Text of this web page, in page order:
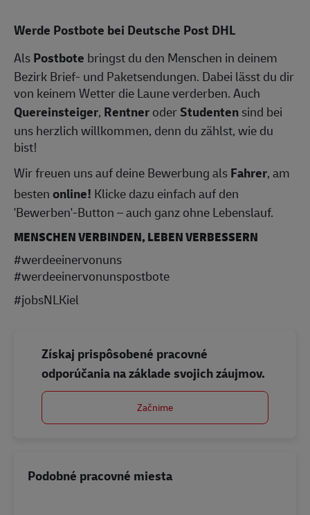
Werde Postbote bei Deutsche Post DHL
AlsPostbote bringst du den Menschen in deinem
Bezirk Brief- und Paketsendungen. Dabei lässt du dir
von keinem Wetter die Laune verderben. Auch
Quereinsteiger, RentneroderStudentensind bei
uns herzlich willkommen, denn du zählst, wie du
bist!
Wir freuen uns auf deine Bewerbung alsFahrer, am
bestenonline! Klicke dazu einfach auf den
'Bewerben'-Button – auch ganz ohne Lebenslauf.
MENSCHEN VERBINDEN, LEBEN VERBESSERN
#werdeeinervonuns
#werdeeinervonunspostbote
#jobsNLKiel
Získaj prispôsobené pracovné
odporúčania na základe svojich záujmov.
Začnime
Podobné pracovné miesta